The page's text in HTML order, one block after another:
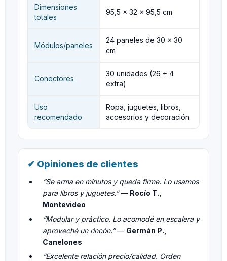
Dimensiones
totales
95,5 × 32 × 95,5 cm
Módulos/paneles
24 paneles de 30 × 30
cm
Conectores
30 unidades (26 + 4
extra)
Uso
recomendado
Ropa, juguetes, libros,
accesorios y decoración
✔ Opiniones de clientes
“Se arma en minutos y queda firme. Lo usamos
para libros y juguetes.”— Rocío T.,
Montevideo
“Modular y práctico. Lo acomodé en escalera y
aproveché un rincón.”— Germán P.,
Canelones
“Excelente relación precio/calidad. Orden